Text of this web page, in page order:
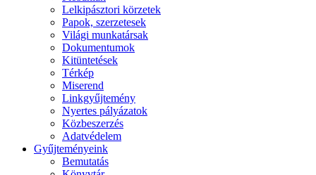
Lelkipásztori körzetek
Papok, szerzetesek
Világi munkatársak
Dokumentumok
Kitüntetések
Térkép
Miserend
Linkgyűjtemény
Nyertes pályázatok
Közbeszerzés
Adatvédelem
Gyűjteményeink
Bemutatás